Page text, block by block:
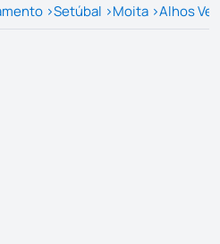
>Setúbal >Moita >Alhos